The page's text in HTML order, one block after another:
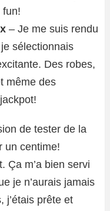
fun!
– Je me suis rendu
sélectionnais
Des robes,
même des
de tester de la
un centime!
Ça m’a bien servi
je n’aurais jamais
j’étais prête et